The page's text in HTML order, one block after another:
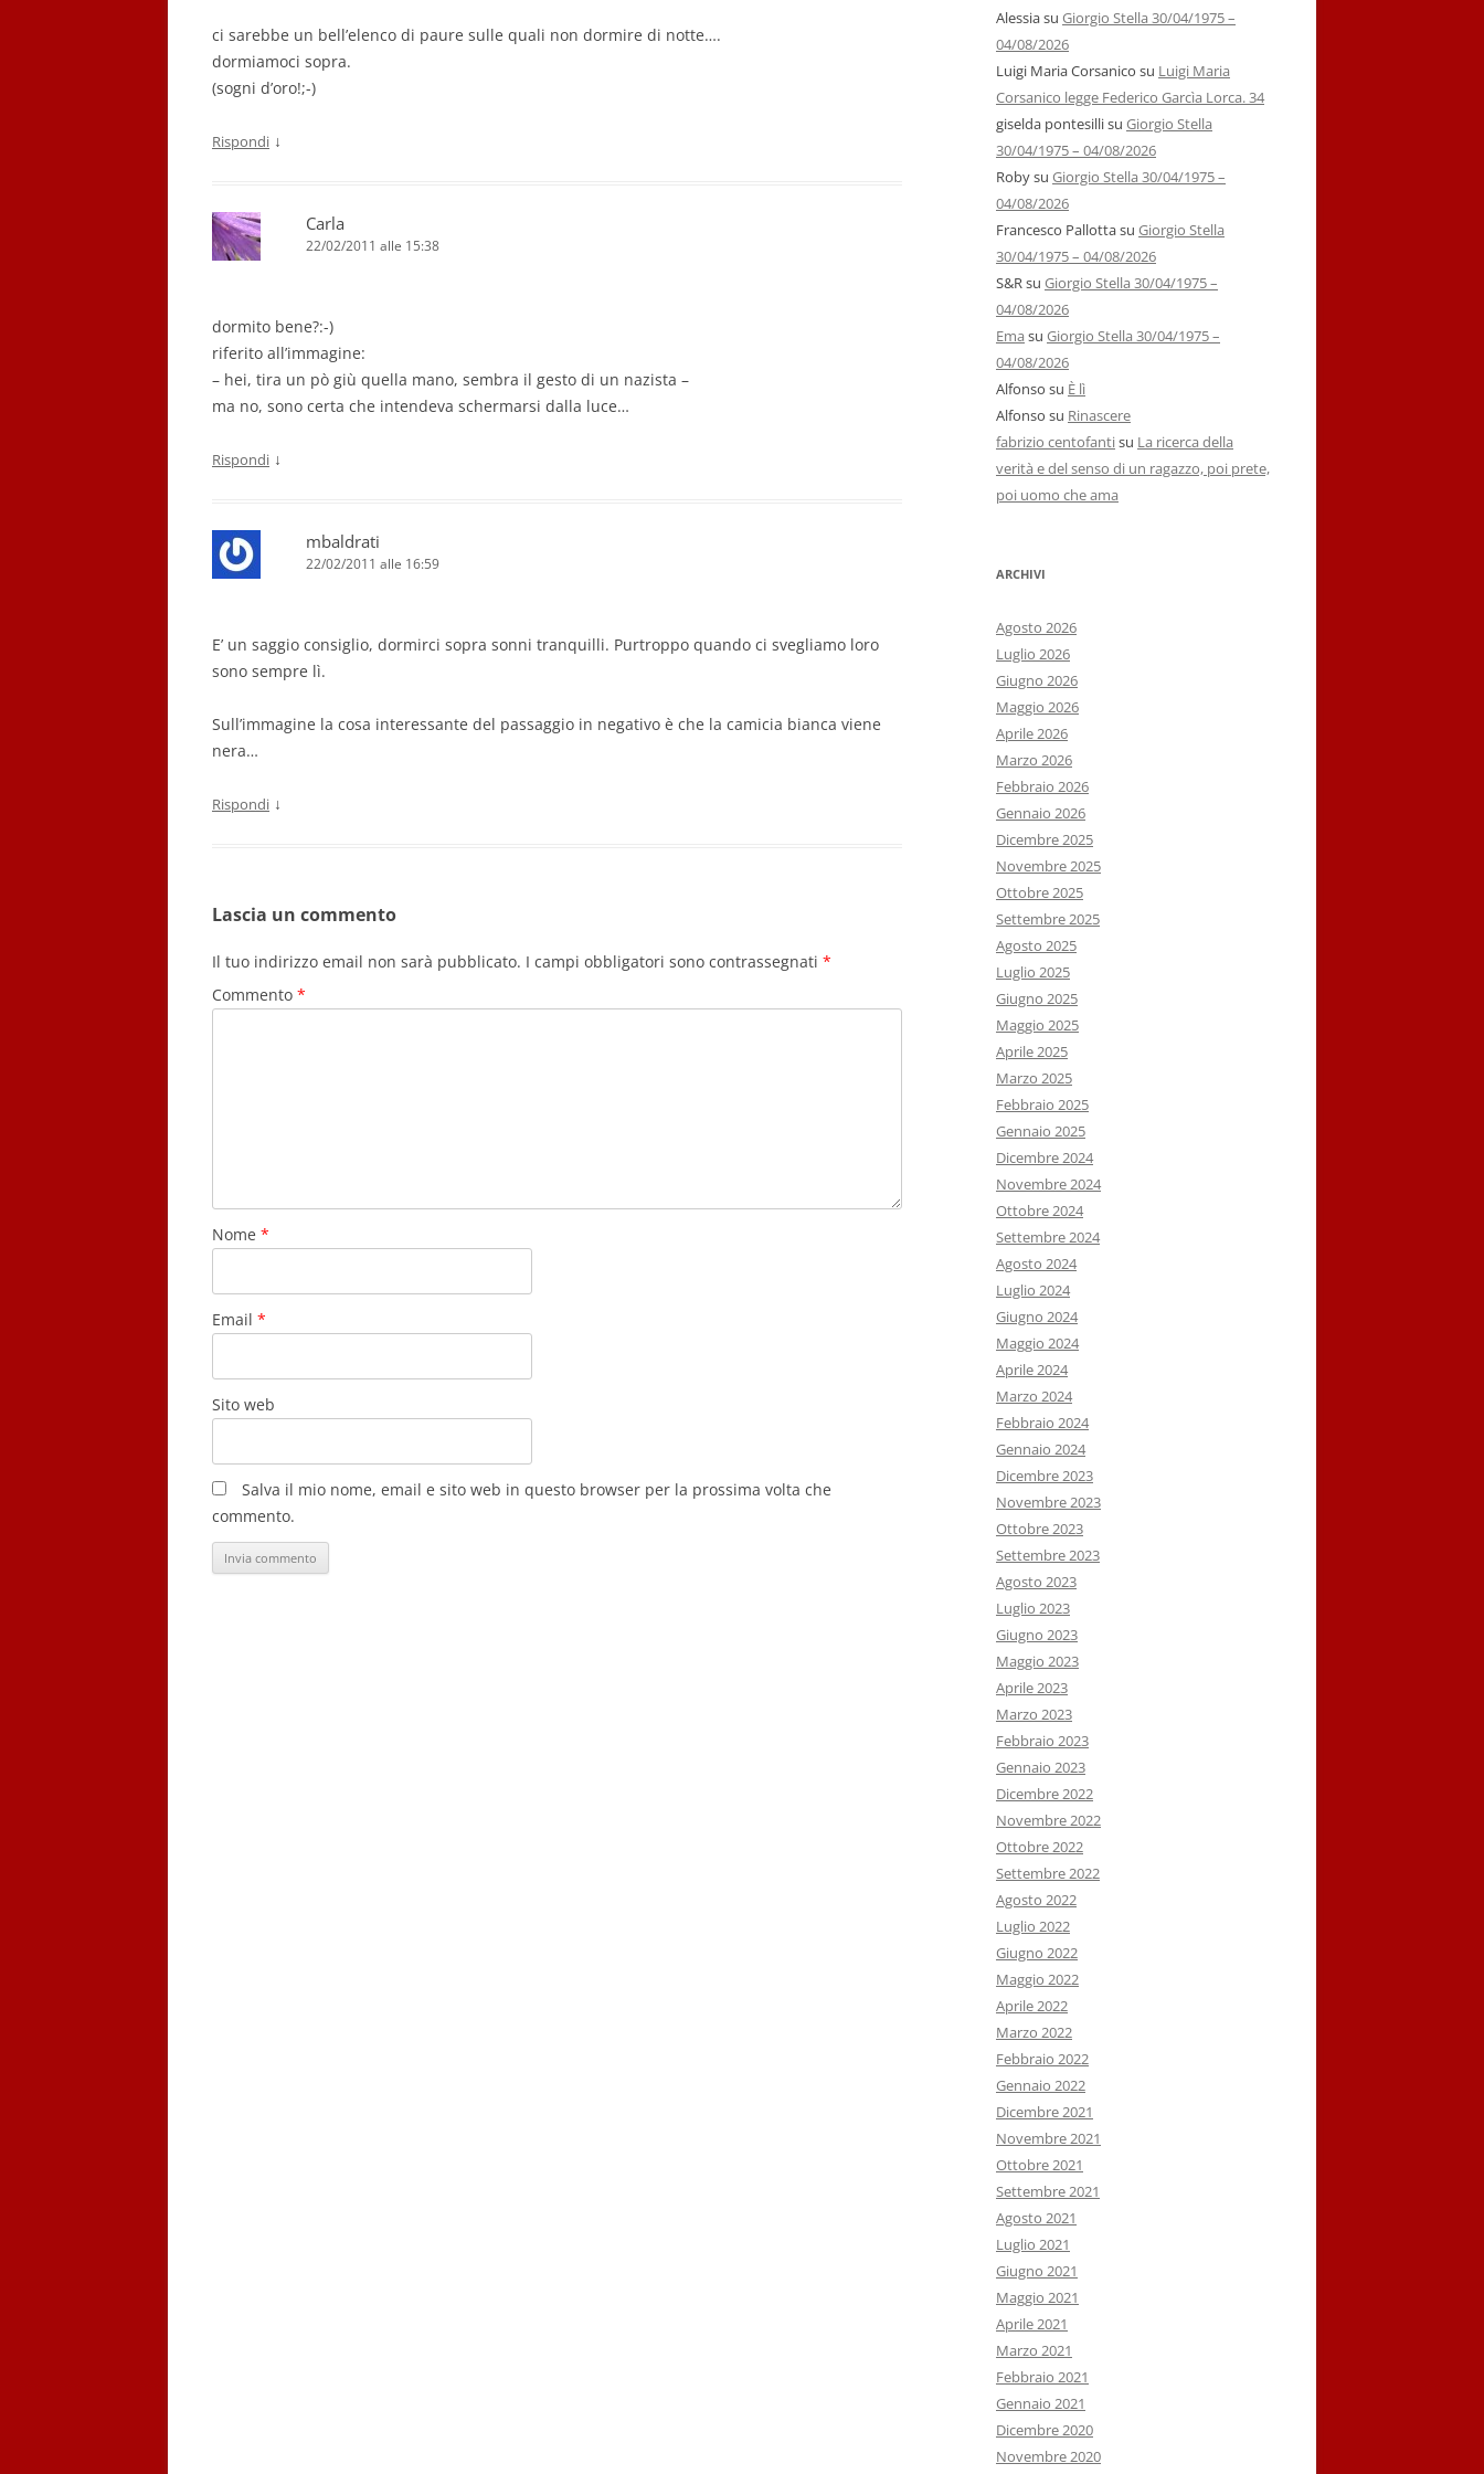
ci sarebbe un bell’elenco di paure sulle quali non dormire di notte….
dormiamoci sopra.
(sogni d’oro!;-)
Rispondi ↓
Carla
22/02/2011 alle 15:38
dormito bene?:-)
riferito all’immagine:
– hei, tira un pò giù quella mano, sembra il gesto di un nazista –
ma no, sono certa che intendeva schermarsi dalla luce…
Rispondi ↓
mbaldrati
22/02/2011 alle 16:59
E’ un saggio consiglio, dormirci sopra sonni tranquilli. Purtroppo quando ci svegliamo loro
sono sempre lì.
Sull’immagine la cosa interessante del passaggio in negativo è che la camicia bianca viene
nera…
Rispondi ↓
Lascia un commento
Il tuo indirizzo email non sarà pubblicato. I campi obbligatori sono contrassegnati *
Commento *
Nome *
Email *
Sito web
Salva il mio nome, email e sito web in questo browser per la prossima volta che
commento.
Alessiasu Giorgio Stella 30/04/1975 –
04/08/2026
Luigi Maria Corsanico su Luigi Maria
Corsanico legge Federico Garcìa Lorca. 34
giselda pontesillisu Giorgio Stella
30/04/1975 – 04/08/2026
Robysu Giorgio Stella 30/04/1975 –
04/08/2026
Francesco Pallottasu Giorgio Stella
30/04/1975 – 04/08/2026
S&Rsu Giorgio Stella 30/04/1975 –
04/08/2026
Ema su Giorgio Stella 30/04/1975 –
04/08/2026
Alfonso su È lì
Alfonso su Rinascere
fabrizio centofantisu La ricerca della
verità e del senso di un ragazzo, poi prete,
poi uomo che ama
ARCHIVI
Agosto 2026
Luglio 2026
Giugno 2026
Maggio 2026
Aprile 2026
Marzo 2026
Febbraio 2026
Gennaio 2026
Dicembre 2025
Novembre 2025
Ottobre 2025
Settembre 2025
Agosto 2025
Luglio 2025
Giugno 2025
Maggio 2025
Aprile 2025
Marzo 2025
Febbraio 2025
Gennaio 2025
Dicembre 2024
Novembre 2024
Ottobre 2024
Settembre 2024
Agosto 2024
Luglio 2024
Giugno 2024
Maggio 2024
Aprile 2024
Marzo 2024
Febbraio 2024
Gennaio 2024
Dicembre 2023
Novembre 2023
Ottobre 2023
Settembre 2023
Agosto 2023
Luglio 2023
Giugno 2023
Maggio 2023
Aprile 2023
Marzo 2023
Febbraio 2023
Gennaio 2023
Dicembre 2022
Novembre 2022
Ottobre 2022
Settembre 2022
Agosto 2022
Luglio 2022
Giugno 2022
Maggio 2022
Aprile 2022
Marzo 2022
Febbraio 2022
Gennaio 2022
Dicembre 2021
Novembre 2021
Ottobre 2021
Settembre 2021
Agosto 2021
Luglio 2021
Giugno 2021
Maggio 2021
Aprile 2021
Marzo 2021
Febbraio 2021
Gennaio 2021
Dicembre 2020
Novembre 2020